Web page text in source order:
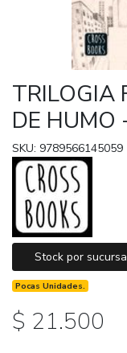
TRILOGIA
DE HUMO
SKU: 9789566145059
Stock por
Pocas Unidades.
$ 21.500